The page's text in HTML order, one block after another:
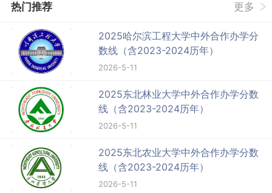
热门推荐 更多
2025哈尔滨工程大学中外合作办学分
数线（含2023-2024历年）
2026-5-11
2025东北林业大学中外合作办学分数
线（含2023-2024历年）
2026-5-11
2025东北农业大学中外合作办学分数
线（含2023-2024历年）
2026-5-11